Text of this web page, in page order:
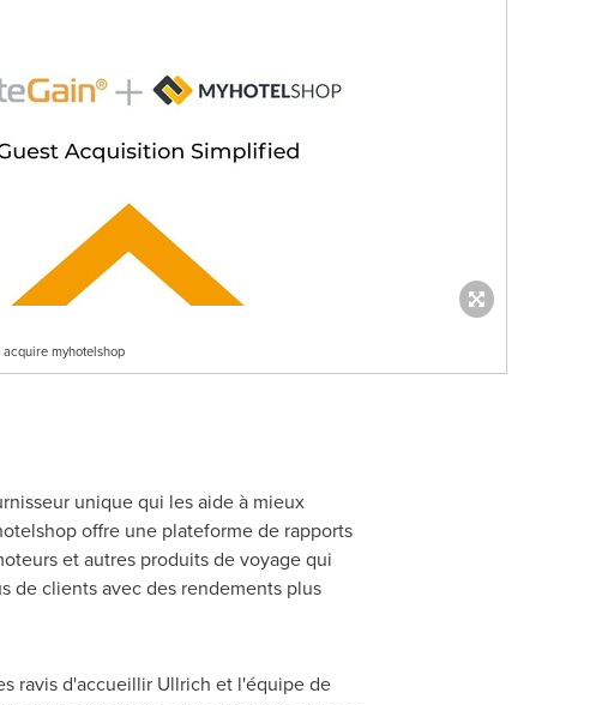
myhotelshop
unique qui les aide à mieux
offre une plateforme de rapports
et autres produits de voyage qui
de clients avec des rendements plus
ravis d'accueillir Ullrich et l'équipe de